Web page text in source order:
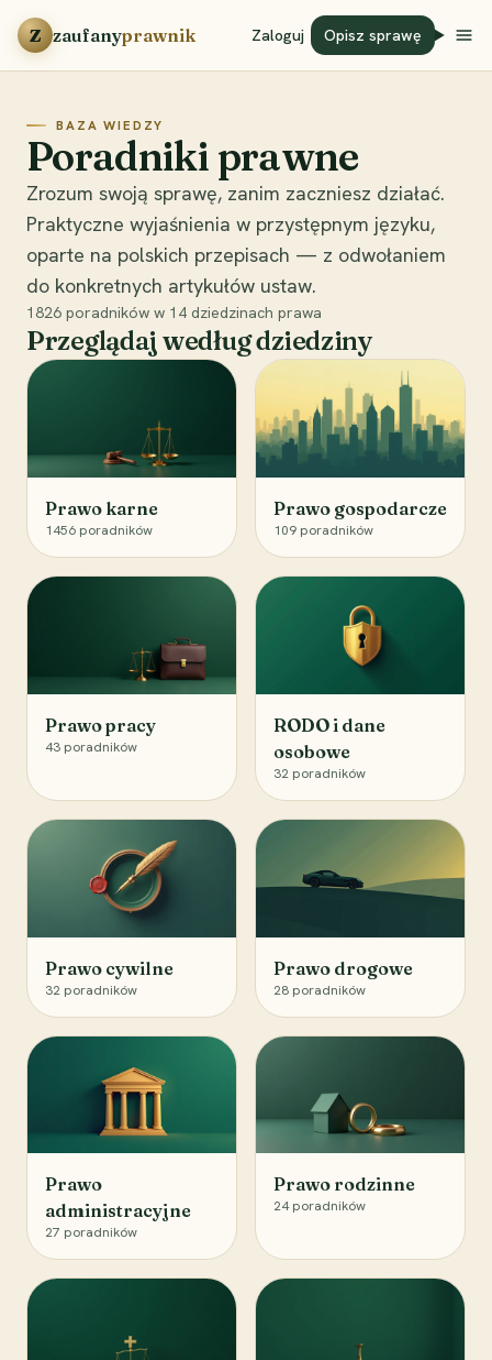
Przejdź do treści
Z zaufanyprawnik Zaloguj Opisz sprawę
BAZA WIEDZY
Poradniki prawne
Zrozum swoją sprawę, zanim zaczniesz działać.
Praktyczne wyjaśnienia w przystępnym języku,
oparte na polskich przepisach — z odwołaniem
do konkretnych artykułów ustaw.
1826 poradników w 14 dziedzinach prawa
Przeglądaj według dziedziny
Prawo karne
1456 poradników
Prawo gospodarcze
109 poradników
Prawo pracy
43 poradników
RODO i dane
osobowe
32 poradników
Prawo cywilne
32 poradników
Prawo drogowe
28 poradników
Prawo
administracyjne
27 poradników
Prawo rodzinne
24 poradników